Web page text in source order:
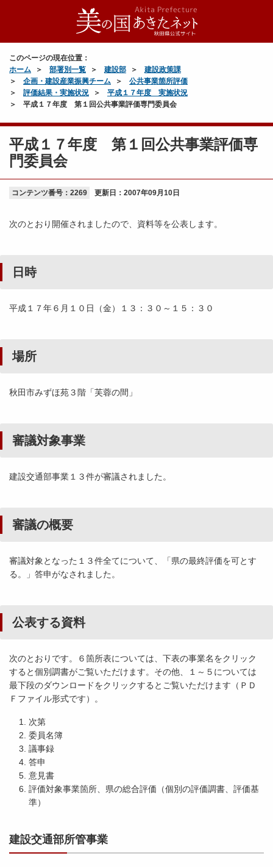
このページの現在位置：
ホーム
部署別一覧 建設部
建設政策課
企画・建設産業振興チーム
公共事業箇所評価
評価結果・実施状況
平成１７年度 実施状況
平成１７年度 第１回公共事業評価専門委員会
平成１７年度 第１回公共事業評価専
門委員会
コンテンツ番号：2269 更新日： 2007年09月10日
次のとおり開催されましたので、資料等を公表します。
日時
平成１７年６月１０日（金）１３：３０～１５：３０
場所
秋田市みずほ苑３階「芙蓉の間」
審議対象事業
建設交通部事業１３件が審議されました。
審議の概要
審議対象となった１３件全てについて、「県の最終評価を可とす
る。」答申がなされました。
公表する資料
次のとおりです。６箇所表については、下表の事業名をクリック
すると個別調書がご覧いただけます。その他、１～５については
最下段のダウンロードをクリックするとご覧いただけます（ＰＤ
Ｆファイル形式です）。
次第
委員名簿
議事録
答申
意見書
評価対象事業箇所、県の総合評価（個別の評価調書、評価基
準）
建設交通部所管事業